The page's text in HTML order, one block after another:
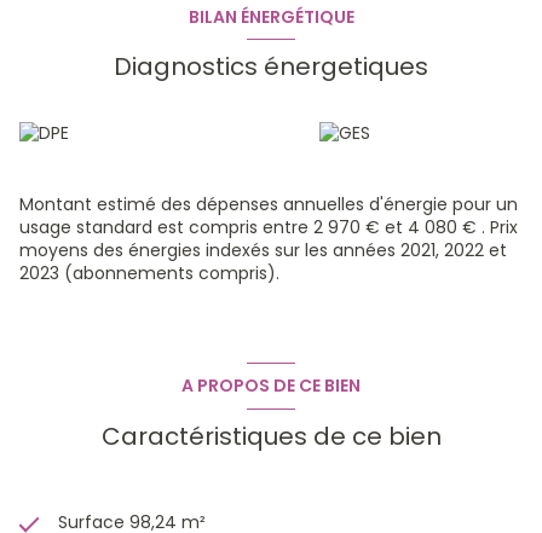
BILAN ÉNERGÉTIQUE
Diagnostics énergetiques
Montant estimé des dépenses annuelles d'énergie pour un
usage standard est compris entre 2 970 € et 4 080 € . Prix
moyens des énergies indexés sur les années 2021, 2022 et
2023 (abonnements compris).
A PROPOS DE CE BIEN
Caractéristiques de ce bien
Surface 98,24 m²